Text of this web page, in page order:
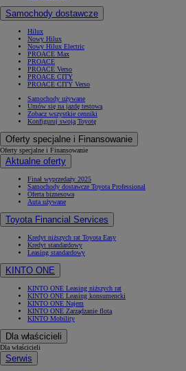
Samochody dostawcze
Hilux
Nowy Hilux
Nowy Hilux Electric
PROACE Max
PROACE
PROACE Verso
PROACE CITY
PROACE CITY Verso
Samochody używane
Umów się na jazdę testową
Zobacz wszystkie cenniki
Konfiguruj swoją Toyotę
Oferty specjalne i Finansowanie
Oferty specjalne i Finansowanie
Aktualne oferty
Finał wyprzedaży 2025
Samochody dostawcze Toyota Professional
Oferta biznesowa
Auta używane
Toyota Financial Services
Kredyt niższych rat Toyota Easy
Kredyt standardowy
Leasing standardowy
KINTO ONE
KINTO ONE Leasing niższych rat
KINTO ONE Leasing konsumencki
KINTO ONE Najem
KINTO ONE Zarządzanie flotą
KINTO Mobility
Dla właścicieli
Dla właścicieli
Serwis